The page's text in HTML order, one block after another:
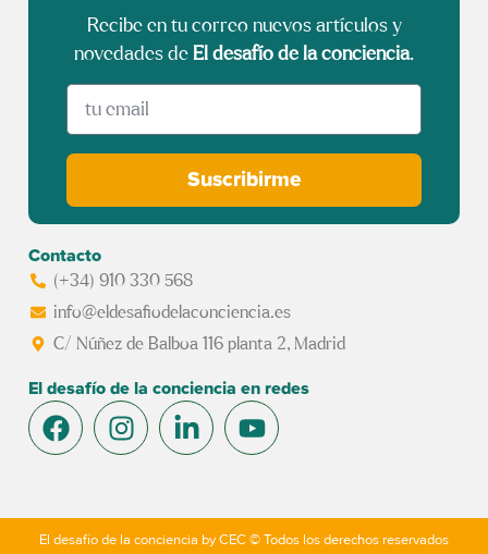
Recibe en tu correo nuevos artículos y
novedades de El desafío de la conciencia.
Suscribirme
Contacto
(+34) 910 330 568
info@eldesafiodelaconciencia.es
C/ Núñez de Balboa 116 planta 2, Madrid
El desafío de la conciencia en redes
El desafío de la conciencia by CEC © Todos los derechos reservados